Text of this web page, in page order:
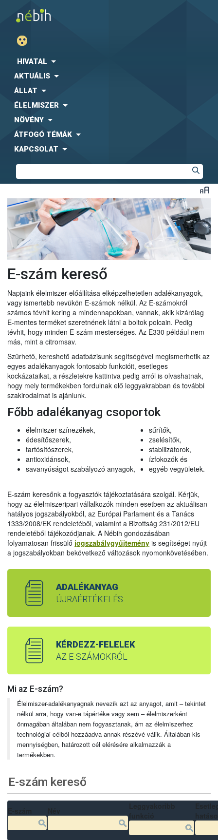
HIVATAL
AKTUÁLIS
ÁLLAT
ÉLELMISZER
NÖVÉNY
ÁTFOGÓ TÉMÁK
KAPCSOLAT
E-szám kereső
Napjaink élelmiszer-előállítása elképzelhetetlen adalékanyagok,
vagy ismertebb nevükön E-számok nélkül. Az E-számokról
számos tévhit kering a mindennapokban, vannak, akik kizárólag
E-mentes terméket szeretnének látni a boltok polcain. Pedig
tévhit, hogy minden E-szám mesterséges. Az E330 például nem
más, mint a citromsav.
Szűrhető, kereshető adatbázisunk segítségével megismerhetik az
egyes adalékanyagok fontosabb funkcióit, esetleges
kockázataikat, a részletekre kattintva pedig arról is olvashatnak,
hogy mely termékekben fordulnak elő leggyakrabban és további
szakirodalmat is ajánlunk.
Főbb adalékanyag csoportok
élelmiszer-színezékek,
édesítőszerek,
tartósítószerek,
antioxidánsok,
savanyúságot szabályozó anyagok,
sűrítők,
zselésítők,
stabilizátorok,
ízfokozók és
egyéb vegyületek.
E-szám keresőnk a fogyasztók tájékoztatására szolgál. Kérjük,
hogy az élelmiszeripari vállalkozók minden esetben az aktuálisan
hatályos jogszabályokból, az Európai Parlament és a Tanács
1333/2008/EK rendeletéből, valamint a Bizottság 231/2012/EU
rendeletéből tájékozódjanak. A Nébih gondozásában
folyamatosan frissülő jogszabálygyűjtemény is segítséget nyújt
a jogszabályokban bekövetkező változások nyomonkövetésében.
ADALÉKANYAG
ÚJRAÉRTÉKELÉS
KÉRDEZZ-FELELEK
AZ E-SZÁMOKRÓL
Mi az E-szám?
Élelmiszer-adalékanyagnak nevezik azt az anyagot, amit – tekintet
nélkül arra, hogy van-e tápértéke vagy sem – élelmiszerként
önmagában általában nem fogyasztanak, ám az élelmiszerhez
technológiai célból hozzáadva annak részévé válik. Általában kis
mennyiségben, határozott cél elérésére alkalmazzák a
termékekben.
E-szám kereső